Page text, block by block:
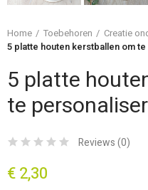
Home Toebehoren
Creatie
5 platte houten kerstballen om
5 platte
te
Reviews (0)
€ 2,30